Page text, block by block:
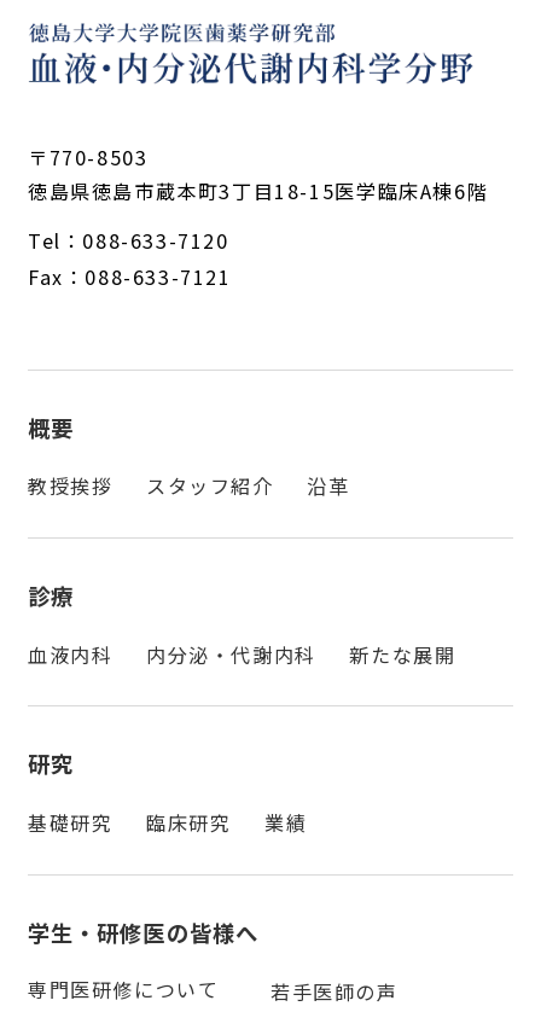
〒770-8503
徳島県徳島市蔵本町3丁目18-15医学臨床A棟6階
Tel： 088-633-7120
Fax：088-633-7121
概要
教授挨拶 スタッフ紹介 沿革
診療
血液内科 内分泌・代謝内科 新たな展開
研究
基礎研究 臨床研究 業績
学生・研修医の皆様へ
専門医研修について
若手医師の声